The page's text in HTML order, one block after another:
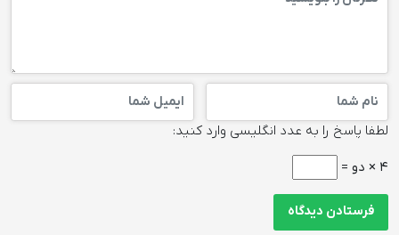
لطفا پاسخ را به عدد انگلیسی وارد کنید:
4 × دو =